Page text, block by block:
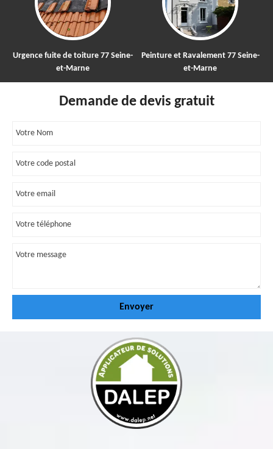
Urgence fuite de toiture 77 Seine-
et-Marne
Peinture et Ravalement 77 Seine-
et-Marne
Demande de devis gratuit